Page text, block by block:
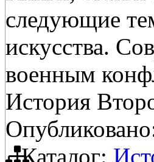
следующие
искусства.
военным
История
Каталог: